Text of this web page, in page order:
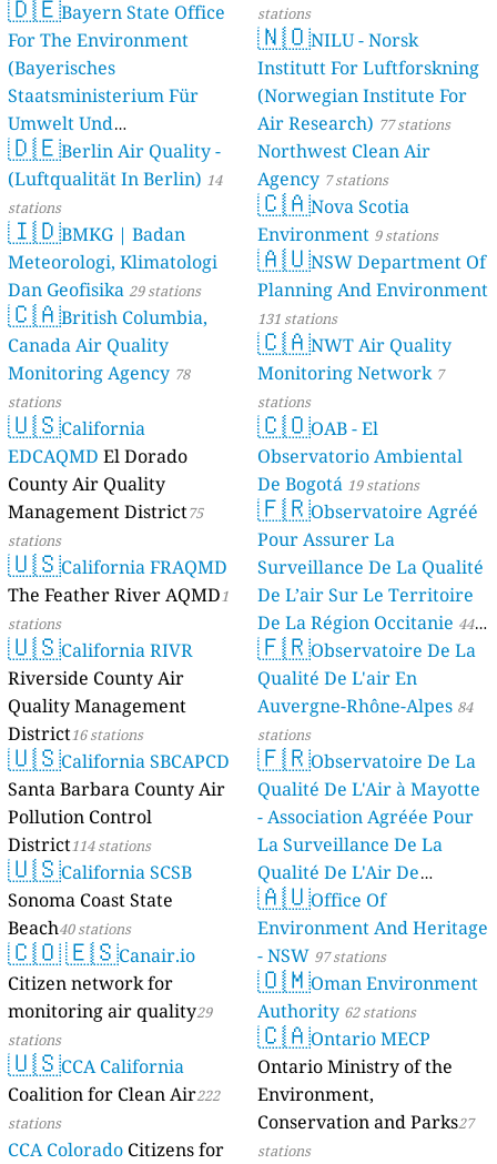
🇩🇪Bayern State Office
For The Environment
(Bayerisches
Staatsministerium Für
Umwelt Und
Verbraucherschutz) - LfU
46 stations
🇩🇪Berlin Air Quality -
(Luftqualität In Berlin) 14
stations
🇮🇩BMKG | Badan
Meteorologi, Klimatologi
Dan Geofisika 29 stations
🇨🇦British Columbia,
Canada Air Quality
Monitoring Agency 78
stations
🇺🇸California
EDCAQMD El Dorado
County Air Quality
Management District75
stations
🇺🇸California FRAQMD
The Feather River AQMD1
stations
🇺🇸California RIVR
Riverside County Air
Quality Management
District16 stations
🇺🇸California SBCAPCD
Santa Barbara County Air
Pollution Control
District114 stations
🇺🇸California SCSB
Sonoma Coast State
Beach40 stations
🇨🇴🇪🇸Canair.io
Citizen network for
monitoring air quality29
stations
🇺🇸CCA California
Coalition for Clean Air222
stations
CCA Colorado Citizens for
stations
🇳🇴NILU - Norsk
Institutt For Luftforskning
(Norwegian Institute For
Air Research) 77 stations
Northwest Clean Air
Agency 7 stations
🇨🇦Nova Scotia
Environment 9 stations
🇦🇺NSW Department Of
Planning And Environment
131 stations
🇨🇦NWT Air Quality
Monitoring Network 7
stations
🇨🇴OAB - El
Observatorio Ambiental
De Bogotá 19 stations
🇫🇷Observatoire Agréé
Pour Assurer La
Surveillance De La Qualité
De L’air Sur Le Territoire
De La Région Occitanie 44
stations
🇫🇷Observatoire De La
Qualité De L'air En
Auvergne-Rhône-Alpes 84
stations
🇫🇷Observatoire De La
Qualité De L'Air à Mayotte
- Association Agréée Pour
La Surveillance De La
Qualité De L'Air De
Mayotte 4 stations
🇦🇺Office Of
Environment And Heritage
- NSW 97 stations
🇴🇲Oman Environment
Authority 62 stations
🇨🇦Ontario MECP
Ontario Ministry of the
Environment,
Conservation and Parks27
stations